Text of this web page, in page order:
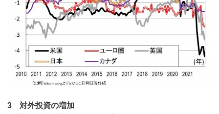
3 対外投資の増加